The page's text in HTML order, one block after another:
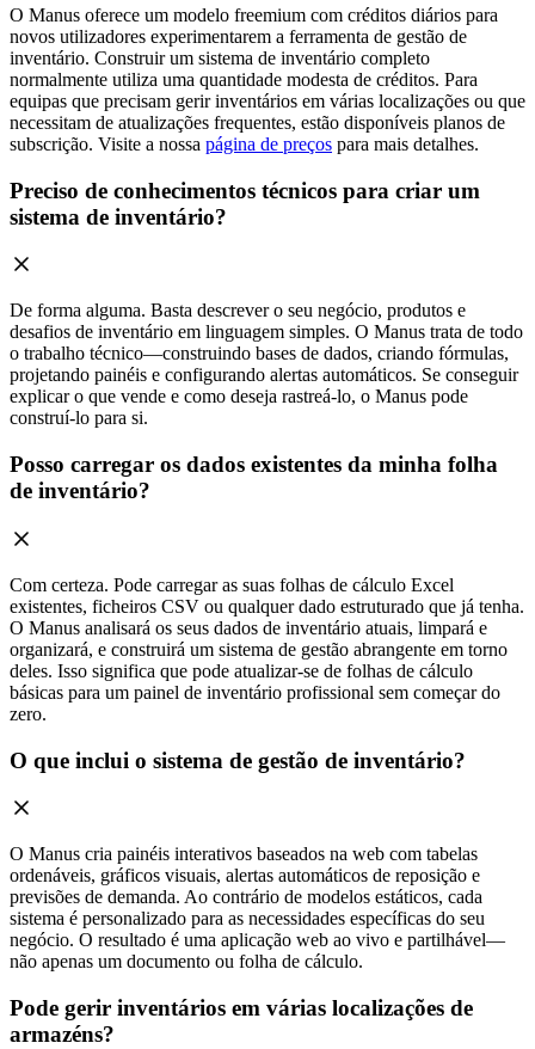
O Manus oferece um modelo freemium com créditos diários para
novos utilizadores experimentarem a ferramenta de gestão de
inventário. Construir um sistema de inventário completo
normalmente utiliza uma quantidade modesta de créditos. Para
equipas que precisam gerir inventários em várias localizações ou que
necessitam de atualizações frequentes, estão disponíveis planos de
subscrição. Visite a nossa página de preços para mais detalhes.
Preciso de conhecimentos técnicos para criar um
sistema de inventário?
De forma alguma. Basta descrever o seu negócio, produtos e
desafios de inventário em linguagem simples. O Manus trata de todo
o trabalho técnico—construindo bases de dados, criando fórmulas,
projetando painéis e configurando alertas automáticos. Se conseguir
explicar o que vende e como deseja rastreá-lo, o Manus pode
construí-lo para si.
Posso carregar os dados existentes da minha folha
de inventário?
Com certeza. Pode carregar as suas folhas de cálculo Excel
existentes, ficheiros CSV ou qualquer dado estruturado que já tenha.
O Manus analisará os seus dados de inventário atuais, limpará e
organizará, e construirá um sistema de gestão abrangente em torno
deles. Isso significa que pode atualizar-se de folhas de cálculo
básicas para um painel de inventário profissional sem começar do
zero.
O que inclui o sistema de gestão de inventário?
O Manus cria painéis interativos baseados na web com tabelas
ordenáveis, gráficos visuais, alertas automáticos de reposição e
previsões de demanda. Ao contrário de modelos estáticos, cada
sistema é personalizado para as necessidades específicas do seu
negócio. O resultado é uma aplicação web ao vivo e partilhável—
não apenas um documento ou folha de cálculo.
Pode gerir inventários em várias localizações de
armazéns?